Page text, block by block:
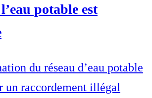
potable est
du réseau d’eau potable
un raccordement illégal